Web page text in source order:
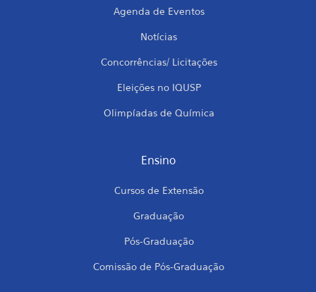
Agenda de Eventos
Notícias
Concorrências/ Licitações
Eleições no IQUSP
Olimpíadas de Química
Ensino
Cursos de Extensão
Graduação
Pós-Graduação
Comissão de Pós-Graduação